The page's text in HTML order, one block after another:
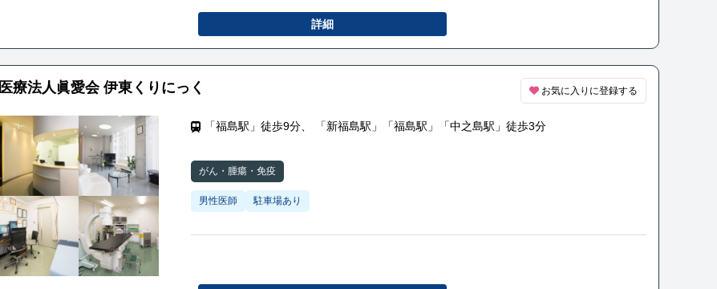
ます。
詳細
医療法人眞愛会 伊東くりにっく お気に入りに登録する
「福島駅」徒歩9分、 「新福島駅」「福島駅」「中之島駅」徒歩3分
がん・腫瘍・免疫
男性医師 駐車場あり